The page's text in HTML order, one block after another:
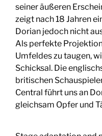
seiner äußeren
zeigt nach 18 Jahren
Dorian jedoch nicht
Als perfekte
Umfeldes zu taugen,
Schicksal. Die
britischen
Central führt uns an
gleichsam Opfer und